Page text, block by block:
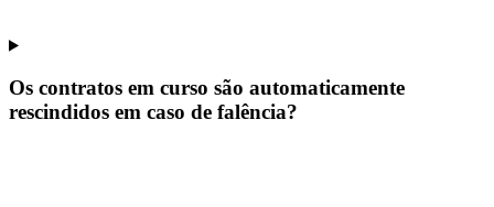
Os contratos em curso são automaticamente
rescindidos em caso de falência?